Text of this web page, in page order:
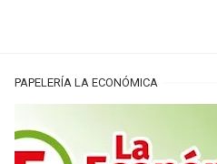
PAPELERÍA LA ECONÓMICA